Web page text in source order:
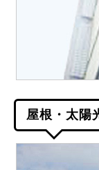
屋根・太陽